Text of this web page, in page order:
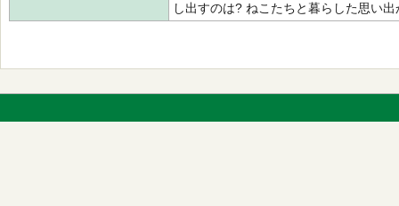
し出すのは? ねこたちと暮らした思い